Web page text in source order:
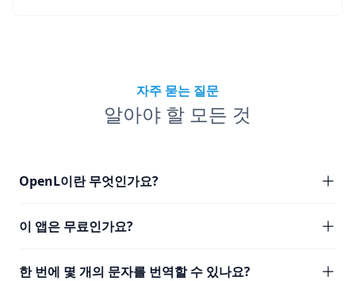
자주 묻는 질문
알아야 할 모든 것
OpenL이란 무엇인가요?
이 앱은 무료인가요?
한 번에 몇 개의 문자를 번역할 수 있나요?